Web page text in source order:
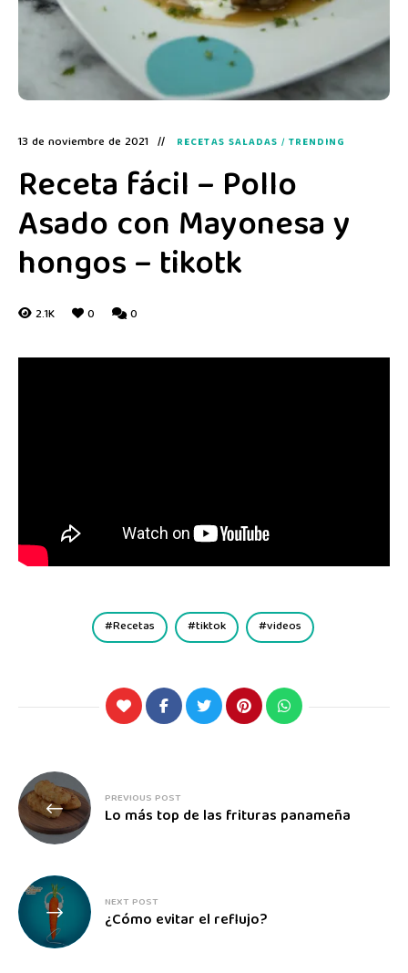
13 de noviembre de 2021 RECETAS SALADAS / TRENDING
Receta fácil – Pollo
Asado con Mayonesa y
hongos – tikotk
2.1K 0 0
Recetas tiktok videos
PREVIOUS POST
Lo más top de las frituras panameña
NEXT POST
¿Cómo evitar el reflujo?